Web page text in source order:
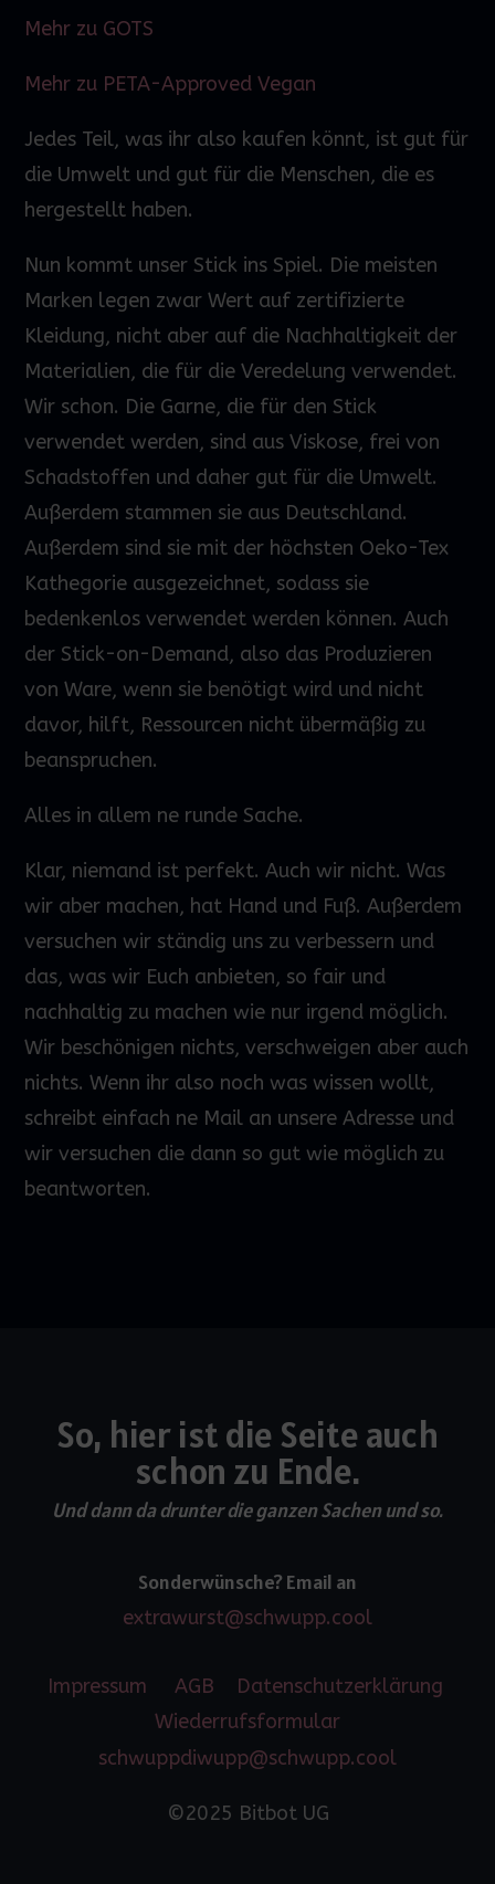
Mehr zu GOTS
Mehr zu PETA-Approved Vegan
Jedes Teil, was ihr also kaufen könnt, ist gut für
die Umwelt und gut für die Menschen, die es
hergestellt haben.
Nun kommt unser Stick ins Spiel. Die meisten
Marken legen zwarWert auf zertifizierte
Kleidung, nicht aber auf die Nachhaltigkeit der
Materialien, die für die Veredelung verwendet.
Wir schon. Die Garne, die für den Stick
verwendet werden, sind aus Viskose, frei von
Schadstoffen und daher gut für die Umwelt.
Außerdem stammen sie aus Deutschland.
Außerdem sind sie mit der höchsten Oeko-Tex
Kathegorie ausgezeichnet, sodass sie
bedenkenlos verwendet werden können. Auch
der Stick-on-Demand, also das Produzieren
von Ware, wenn sie benötigt wird und nicht
davor, hilft, Ressourcen nicht übermäßig zu
beanspruchen.
Alles in allem ne runde Sache.
Klar, niemand ist perfekt. Auch wir nicht. Was
wir aber machen, hat Hand und Fuß. Außerdem
versuchen wir ständig uns zu verbessern und
das, was wir Euch anbieten, so fair und
nachhaltig zu machen wie nur irgend möglich.
Wir beschönigen nichts, verschweigen aber auch
nichts. Wenn ihr also noch was wissen wollt,
schreibt einfach ne Mail an unsere Adresse und
wir versuchen die dann so gut wie möglich zu
beantworten.
So, hier ist die Seite auch
schon zu Ende.
Und dann da drunter die ganzen Sachen und so.
Sonderwünsche? Email an
extrawurst@schwupp.cool
Impressum AGB
Datenschutzerklärung
Wiederrufsformular
schwuppdiwupp@schwupp.cool
©2025 Bitbot UG